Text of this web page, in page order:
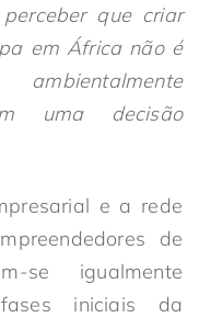
que criar
em África não é
uma decisão
e a rede
de
se igualmente
iniciais da